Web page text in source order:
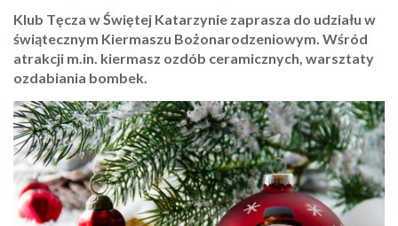
Klub Tęcza w Świętej Katarzynie zaprasza do udziału w
świątecznym Kiermaszu Bożonarodzeniowym. Wśród
atrakcji m.in. kiermasz ozdób ceramicznych, warsztaty
ozdabiania bombek.